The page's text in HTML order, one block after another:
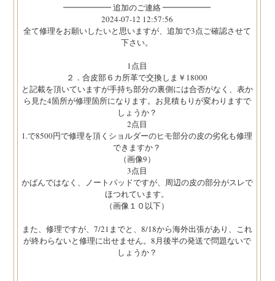
━━━━━━ 追加のご連絡 ━━━━━━
2024-07-12 12:57:56
全て修理をお願いしたいと思いますが、追加で3点ご確認させて
下さい。
1点目
２．合皮部６カ所革で交換しま￥18000
と記載を頂いていますが手持ち部分の裏側には合否がなく、表か
ら見た4箇所が修理箇所になります。お見積もりが変わりますで
しょうか？
2点目
1.で8500円で修理を頂くショルダーのヒモ部分の皮の劣化も修理
できますか？
（画像9）
3点目
かばんではなく、ノートパッドですが、周辺の皮の部分がスレで
ほつれています。
（画像１０以下）
また、修理ですが、7/21までと、8/18から海外出張があり、これ
が終わらないと修理に出せません。8月後半の発送で問題ないで
しょうか？